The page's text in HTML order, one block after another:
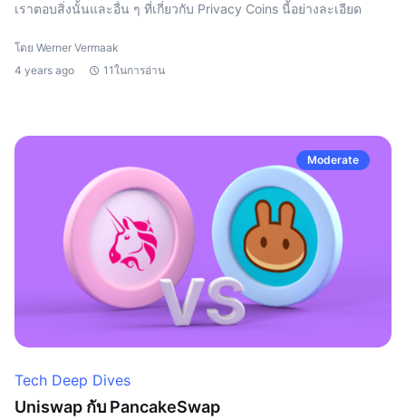
เราตอบสิ่งนั้นและอื่น ๆ ที่เกี่ยวกับ Privacy Coins นี้อย่างละเอียด
โดย Werner Vermaak
4 years ago
11ในการอ่าน
Moderate
Tech Deep Dives
Uniswap กับ PancakeSwap